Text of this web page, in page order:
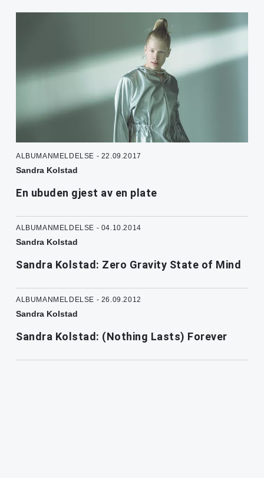
ALBUMANMELDELSE - 22.09.2017
Sandra Kolstad
En ubuden gjest av en plate
ALBUMANMELDELSE - 04.10.2014
Sandra Kolstad
Sandra Kolstad: Zero Gravity State of Mind
ALBUMANMELDELSE - 26.09.2012
Sandra Kolstad
Sandra Kolstad: (Nothing Lasts) Forever